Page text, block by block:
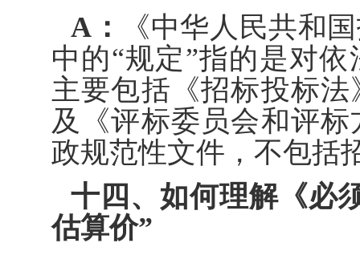
A：
《中华人民共和
中的“规定”指的是对
主要包括《招标投标
及《评标委员会和评
政规范性文件，不包括
十四、如何理解《必
估算价”